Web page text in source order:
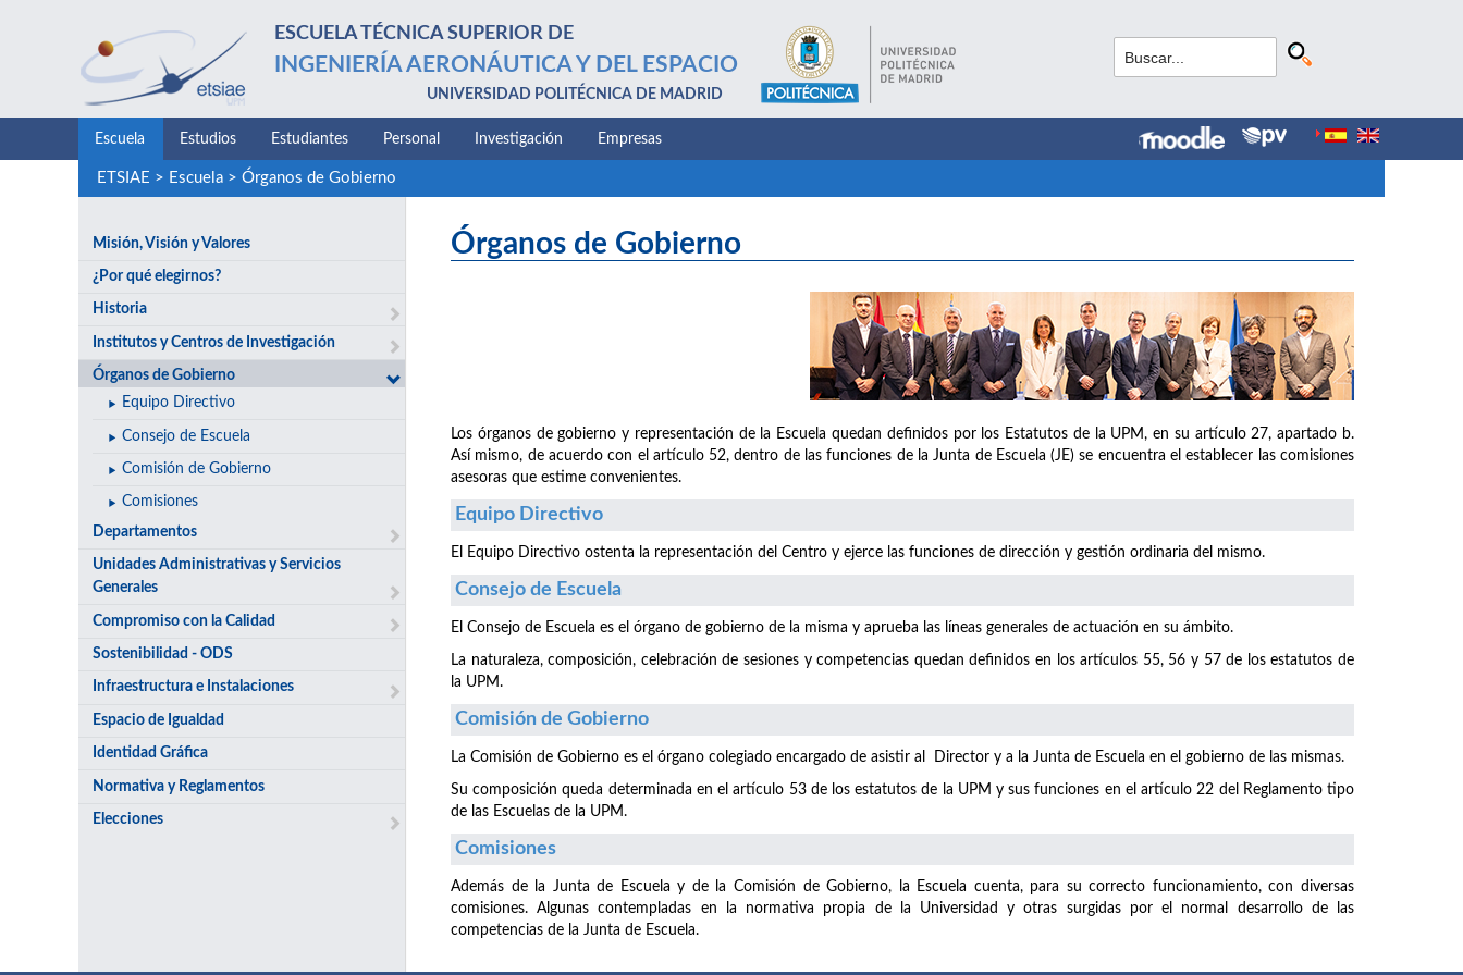
ESCUELA TÉCNICA SUPERIOR DE
INGENIERÍA AERONÁUTICA Y DEL ESPACIO
UNIVERSIDAD POLITÉCNICA DE MADRID
Escuela Estudios Estudiantes Personal Investigación Empresas
ETSIAE > Escuela> Órganos de Gobierno
Misión, Visión y Valores
¿Por qué elegirnos?
Historia
Institutos y Centros de Investigación
Órganos de Gobierno
Equipo Directivo
Consejo de Escuela
Comisión de Gobierno
Comisiones
Departamentos
Unidades Administrativas y Servicios
Generales
Compromiso con la Calidad
Sostenibilidad - ODS
Infraestructura e Instalaciones
Espacio de Igualdad
Identidad Gráfica
Normativa y Reglamentos
Elecciones
Órganos de Gobierno
Los órganos de gobierno y representación de la Escuela quedan definidos por los Estatutos de la UPM, en su artículo 27, apartado b.
Así mismo, de acuerdo con el artículo 52, dentro de las funciones de la Junta de Escuela (JE) se encuentra el establecer las comisiones
asesoras que estime convenientes.
Equipo Directivo
El Equipo Directivo ostenta la representación del Centro y ejerce las funciones de dirección y gestión ordinaria del mismo.
Consejo de Escuela
El Consejo de Escuela es el órgano de gobierno de la misma y aprueba las líneas generales de actuación en su ámbito.
La naturaleza, composición, celebración de sesiones y competencias quedan definidos en los artículos 55, 56 y 57 de los estatutos de
la UPM.
Comisión de Gobierno
La Comisión de Gobierno es el órgano colegiado encargado de asistir al Director y a la Junta de Escuela en el gobierno de las mismas.
Su composición queda determinada en el artículo 53 de los estatutos de la UPM y sus funciones en el artículo 22 del Reglamento tipo
de las Escuelas de la UPM.
Comisiones
Además de la Junta de Escuela y de la Comisión de Gobierno, la Escuela cuenta, para su correcto funcionamiento, con diversas
comisiones. Algunas contempladas en la normativa propia de la Universidad y otras surgidas por el normal desarrollo de las
competencias de la Junta de Escuela.